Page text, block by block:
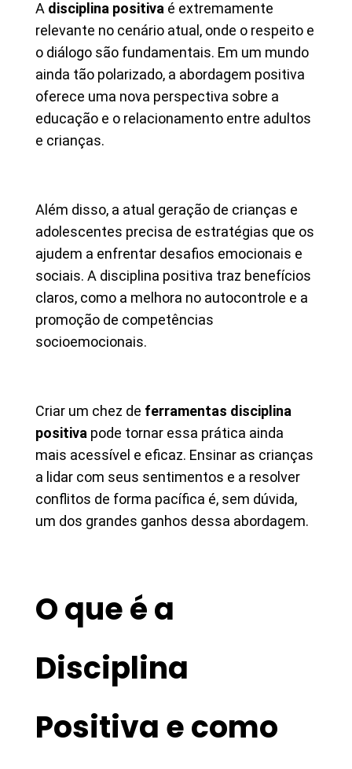
A disciplina positiva é extremamente
relevante no cenário atual, onde o respeito e
o diálogo são fundamentais. Em um mundo
ainda tão polarizado, a abordagem positiva
oferece uma nova perspectiva sobre a
educação e o relacionamento entre adultos
e crianças.
Além disso, a atual geração de crianças e
adolescentes precisa de estratégias que os
ajudem a enfrentar desafios emocionais e
sociais. A disciplina positiva traz benefícios
claros, como a melhora no autocontrole e a
promoção de competências
socioemocionais.
Criar um chez de ferramentas disciplina
positiva pode tornar essa prática ainda
mais acessível e eficaz. Ensinar as crianças
a lidar com seus sentimentos e a resolver
conflitos de forma pacífica é, sem dúvida,
um dos grandes ganhos dessa abordagem.
O que é a
Disciplina
Positiva e como